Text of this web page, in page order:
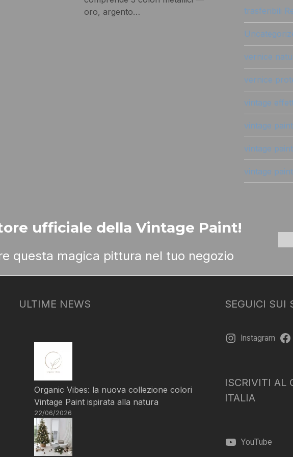
oro, argento…
trasferibili
vernice
vernice
vintage
vintage paint
vintage
vintage
ufficiale della Vintage Paint!
questa magica pittura nel tuo negozio
ULTIME NEWS
Organic Vibes: la nuova collezione colori
Vintage Paint ispirata alla natura
22/06/2026
SEGUICI SUI
Instagram
ISCRIVITI AL
ITALIA
YouTube